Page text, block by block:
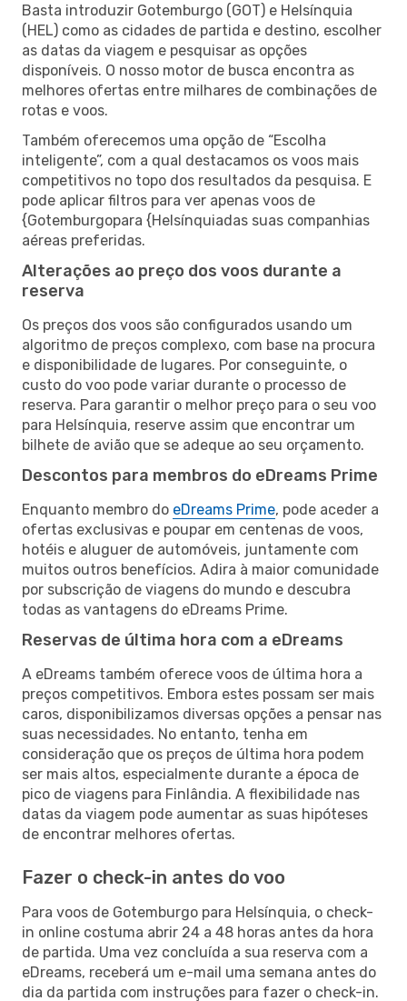
Basta introduzir Gotemburgo (GOT) e Helsínquia
(HEL) como as cidades de partida e destino, escolher
as datas da viagem e pesquisar as opções
disponíveis. O nosso motor de busca encontra as
melhores ofertas entre milhares de combinações de
rotas e voos.
Também oferecemos uma opção de “Escolha
inteligente”, com a qual destacamos os voos mais
competitivos no topo dos resultados da pesquisa. E
pode aplicar filtros para ver apenas voos de
{Gotemburgopara {Helsínquiadas suas companhias
aéreas preferidas.
Alterações ao preço dos voos durante a
reserva
Os preços dos voos são configurados usando um
algoritmo de preços complexo, com base na procura
e disponibilidade de lugares. Por conseguinte, o
custo do voo pode variar durante o processo de
reserva. Para garantir o melhor preço para o seu voo
para Helsínquia, reserve assim que encontrar um
bilhete de avião que se adeque ao seu orçamento.
Descontos para membros do eDreams Prime
Enquanto membro do eDreams Prime, pode aceder a
ofertas exclusivas e poupar em centenas de voos,
hotéis e aluguer de automóveis, juntamente com
muitos outros benefícios. Adira à maior comunidade
por subscrição de viagens do mundo e descubra
todas as vantagens do eDreams Prime.
Reservas de última hora com a eDreams
A eDreams também oferece voos de última hora a
preços competitivos. Embora estes possam ser mais
caros, disponibilizamos diversas opções a pensar nas
suas necessidades. No entanto, tenha em
consideração que os preços de última hora podem
ser mais altos, especialmente durante a época de
pico de viagens para Finlândia. A flexibilidade nas
datas da viagem pode aumentar as suas hipóteses
de encontrar melhores ofertas.
Fazer o check-in antes do voo
Para voos de Gotemburgo para Helsínquia, o check-
in online costuma abrir 24 a 48 horas antes da hora
de partida. Uma vez concluída a sua reserva com a
eDreams, receberá um e-mail uma semana antes do
dia da partida com instruções para fazer o check-in.